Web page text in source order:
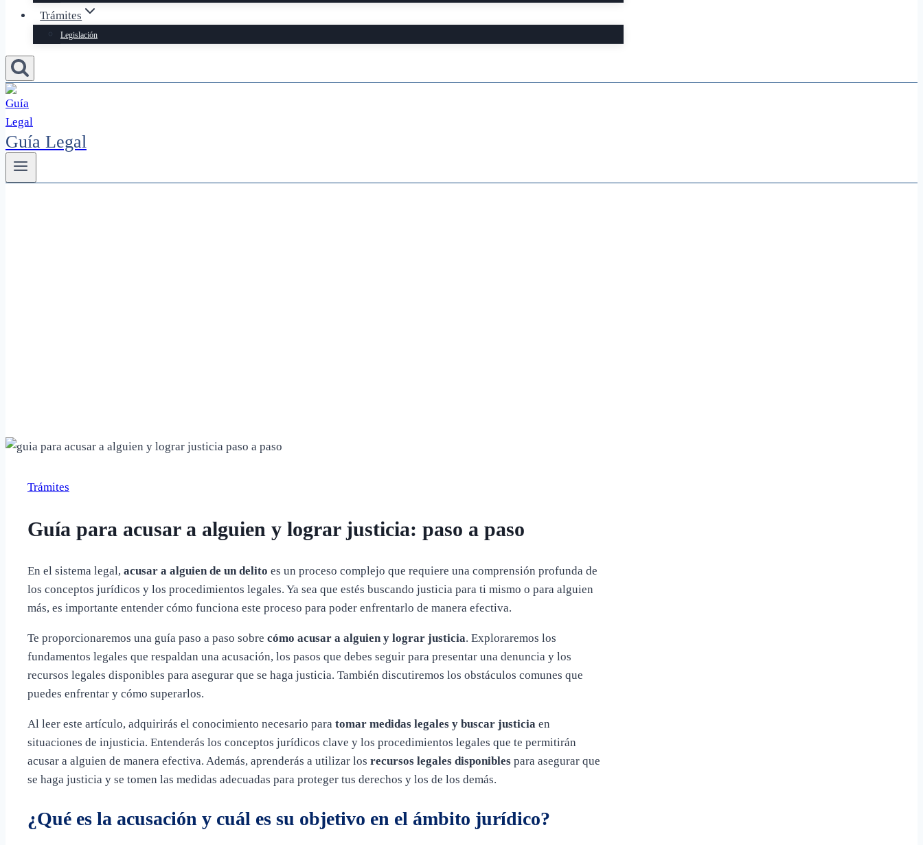
Trámites
Legislación
Guía Legal
Trámites
Guía para acusar a alguien y lograr justicia: paso a paso
En el sistema legal, acusar a alguien de un delito es un proceso complejo que requiere una comprensión profunda de
los conceptos jurídicos y los procedimientos legales. Ya sea que estés buscando justicia para ti mismo o para alguien
más, es importante entender cómo funciona este proceso para poder enfrentarlo de manera efectiva.
Te proporcionaremos una guía paso a paso sobre cómo acusar a alguien y lograr justicia. Exploraremos los
fundamentos legales que respaldan una acusación, los pasos que debes seguir para presentar una denuncia y los
recursos legales disponibles para asegurar que se haga justicia. También discutiremos los obstáculos comunes que
puedes enfrentar y cómo superarlos.
Al leer este artículo, adquirirás el conocimiento necesario para tomar medidas legales y buscar justicia en
situaciones de injusticia. Entenderás los conceptos jurídicos clave y los procedimientos legales que te permitirán
acusar a alguien de manera efectiva. Además, aprenderás a utilizar los recursos legales disponibles para asegurar que
se haga justicia y se tomen las medidas adecuadas para proteger tus derechos y los de los demás.
¿Qué es la acusación y cuál es su objetivo en el ámbito jurídico?